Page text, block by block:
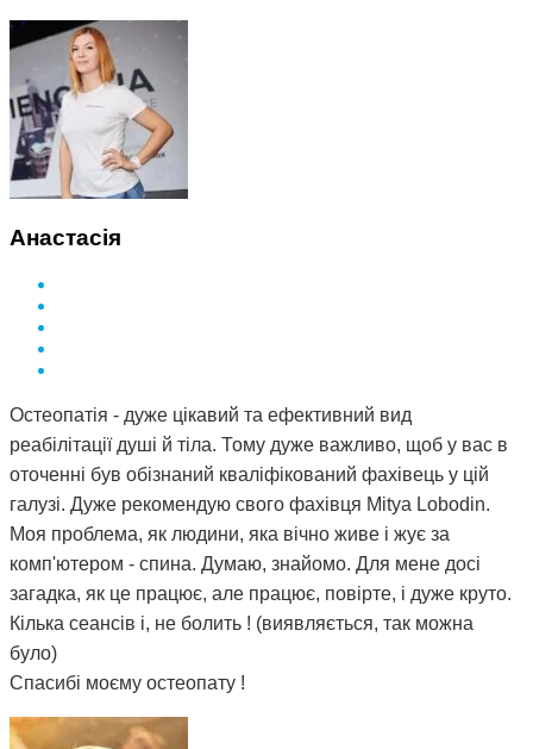
почала відвідувати сеанси за призначенням Дмитра і
через 3 місяці вона повністю розсмокталася. Як це
працює, взагалі не розумію. Те, чого ліки не змогли
зробити за півтора року, зміг зробити Дмитро і за такий
невеликий термін. Лікар у поліклініці сказав, що мені
просто пощастило і я на досвідченого фахівця
натрапила. А ще кажуть, що здоров'я за гроші не купиш.
Я ось купила і спасибі за це вам Дмитро.
Анастасія
Остеопатія - дуже цікавий та ефективний вид
реабілітації душі й тіла. Тому дуже важливо, щоб у вас в
оточенні був обізнаний кваліфікований фахівець у цій
галузі. Дуже рекомендую свого фахівця Mitya Lobodin.
Моя проблема, як людини, яка вічно живе і жує за
комп'ютером - спина. Думаю, знайомо. Для мене досі
загадка, як це працює, але працює, повірте, і дуже круто.
Кілька сеансів і, не болить ! (виявляється, так можна
було)
Спасибі моєму остеопату !